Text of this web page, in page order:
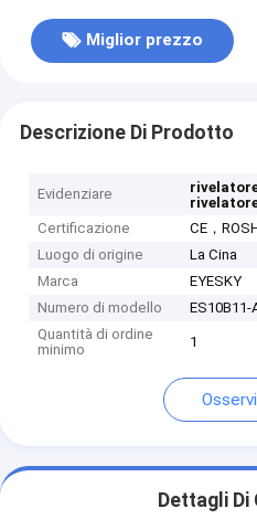
Miglior prezzo
Descrizione Di Prodotto
Evidenziare
Certificazione
CE，
Luogo di origine
La Cina
Marca
EYESKY
Numero di modello
ES10B11-
Quantità di ordine
minimo
1
Dettagli